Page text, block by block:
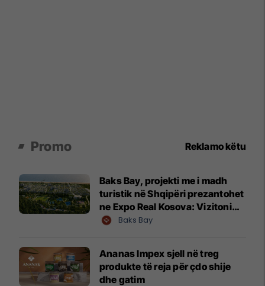
Promo Reklamo këtu
Baks Bay, projekti me i madh
turistik në Shqipëri prezantohet
ne Expo Real Kosova: Vizitoni
shtandin dhe zbuloni
Baks Bay
Ananas Impex sjell në treg
produkte të reja për çdo shije
dhe gatim